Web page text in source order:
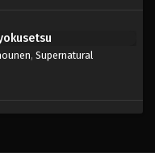
, Supernatural